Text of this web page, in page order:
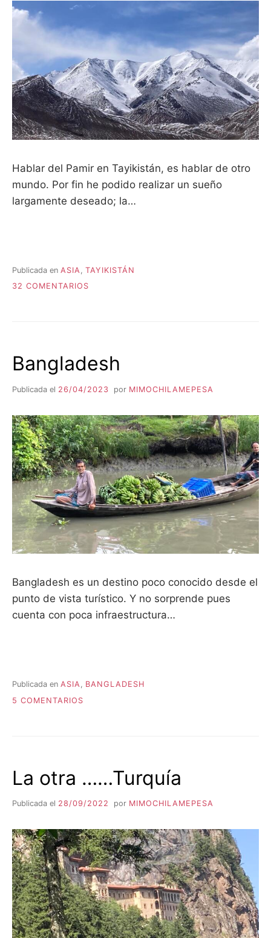
Hablar del Pamir en Tayikistán, es hablar de otro
mundo. Por fin he podido realizar un sueño
largamente deseado; la…
Publicada en ASIA
TAYIKISTÁN
32 COMENTARIOS
Bangladesh
Publicada el 26/04/2023 por MIMOCHILAMEPESA
Bangladesh es un destino poco conocido desde el
punto de vista turístico. Y no sorprende pues
cuenta con poca infraestructura…
Publicada en ASIA, BANGLADESH
5 COMENTARIOS
La otra ……Turquía
Publicada el 28/09/2022 por MIMOCHILAMEPESA